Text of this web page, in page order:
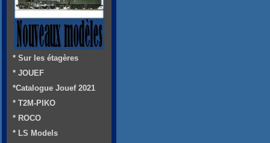
* Sur les étagères
* JOUEF
*Catalogue Jouef 2021
* T2M-PIKO
* ROCO
* LS Models